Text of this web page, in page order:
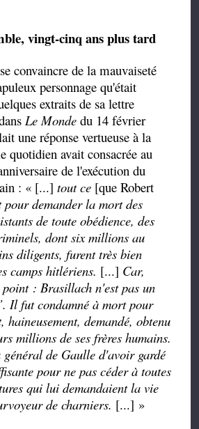
vingt-cinq ans plus tard
convaincre de la mauvaiseté
personnage qu'était
extraits de sa lettre
Le Mondedu 14 février
une réponsevertueuseà la
quotidien avait consacrée au
de l'exécution du
: « [...]tout ce [que Robert
demander la mort des
de toute obédience, des
dont six millions au
diligents, furent très bien
camps hitlériens. [...] Car,
: Brasillach n'est pas un
. Il fut condamné à mort pour
haineusement, demandé, obtenu
millions de ses frères humains.
général de Gaulle d'avoir gardé
pour ne pas céder à toutes
qui lui demandaient la vie
de charniers. [...] »